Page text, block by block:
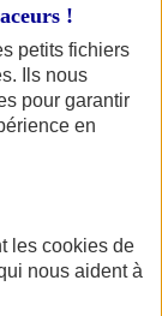
en cours ?
vous
également
Espace Client
de vos
gratuit est
!
petits fichiers
. Ils nous
pour garantir
en
les cookies de
nous aident à